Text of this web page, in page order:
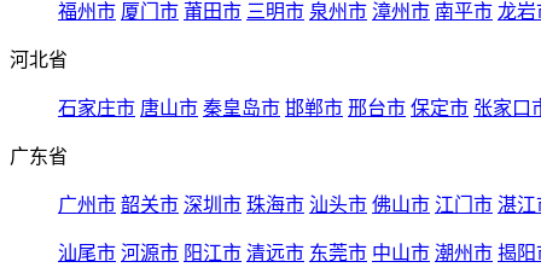
福州市 厦门市 莆田市 三明市 泉州市 漳州市 南平市 龙岩
河北省
石家庄市 唐山市 秦皇岛市 邯郸市 邢台市 保定市 张家口
广东省
广州市 韶关市 深圳市 珠海市 汕头市 佛山市 江门市 湛江
汕尾市 河源市 阳江市 清远市 东莞市 中山市 潮州市 揭阳